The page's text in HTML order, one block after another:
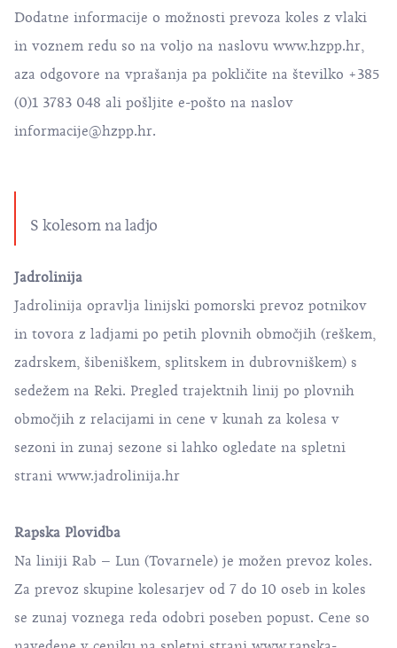
Dodatne informacije o možnosti prevoza koles z vlaki
in voznem redu so na voljo na naslovu www.hzpp.hr,
aza odgovore na vprašanja pa pokličite na številko +385
(0)1 3783 048 ali pošljite e-pošto na naslov
informacije@hzpp.hr.
S kolesom na ladjo
Jadrolinija
Jadrolinija opravlja linijski pomorski prevoz potnikov
in tovora z ladjami po petih plovnih območjih (reškem,
zadrskem, šibeniškem, splitskem in dubrovniškem) s
sedežem na Reki. Pregled trajektnih linij po plovnih
območjih z relacijami in cene v kunah za kolesa v
sezoni in zunaj sezone si lahko ogledate na spletni
strani www.jadrolinija.hr
Rapska Plovidba
Na liniji Rab – Lun (Tovarnele) je možen prevoz koles.
Za prevoz skupine kolesarjev od 7 do 10 oseb in koles
se zunaj voznega reda odobri poseben popust. Cene so